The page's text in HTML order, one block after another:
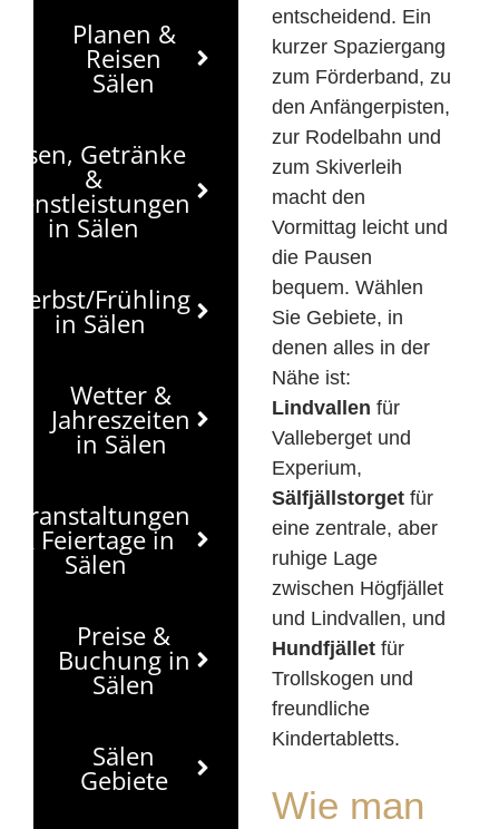
Planen &
Reisen
Sälen
Essen, Getränke
&
in Sälen
Herbst/Frühling
in Sälen
Wetter &
Jahreszeiten
in Sälen
Veranstaltungen
& Feiertage in
Sälen
Preise &
Buchung in
Sälen
Sälen
Gebiete
entscheidend. Ein
kurzer Spaziergang
zum Förderband, zu
den Anfängerpisten,
zur Rodelbahn und
zum Skiverleih
macht den
Vormittag leicht und
die Pausen
bequem. Wählen
Sie Gebiete, in
denen alles in der
Nähe ist:
Lindvallen für
Valleberget und
Experium,
Sälfjällstorget für
eine zentrale, aber
ruhige Lage
zwischen Högfjället
und Lindvallen, und
Hundfjället für
Trollskogen und
freundliche
Kindertabletts.
Wie man